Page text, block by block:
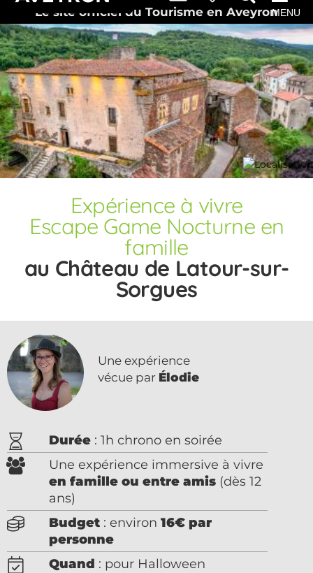
Le site officiel du Tourisme en AveyronMENU
Expérience à vivre
Escape Game Nocturne en
famille
au Château de Latour-sur-
Sorgues
Une expérience
vécue par Élodie
Durée : 1h chrono en soirée
Une expérience immersive à vivre
en famille ou entre amis (dès 12
ans)
Budget : environ 16€ par
personne
Quand : pour Halloween